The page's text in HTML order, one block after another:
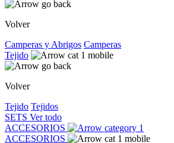
Volver
Camperas y Abrigos Camperas
Tejido
Volver
Tejido Tejidos
SETS Ver todo
ACCESORIOS
ACCESORIOS